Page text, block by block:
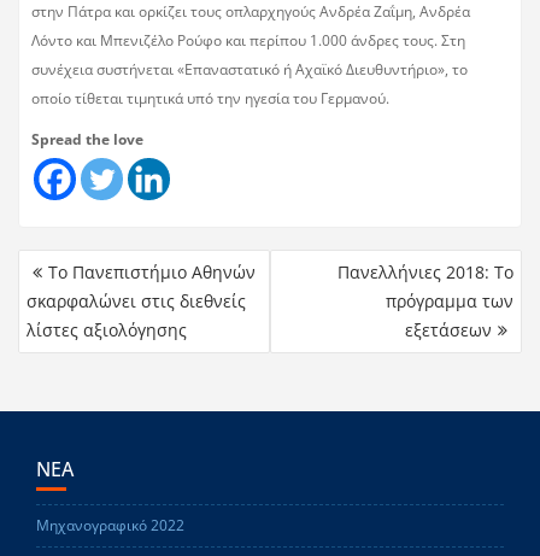
στην Πάτρα και ορκίζει τους οπλαρχηγούς Ανδρέα Ζαΐμη, Ανδρέα
Λόντο και Μπενιζέλο Ρούφο και περίπου 1.000 άνδρες τους. Στη
συνέχεια συστήνεται «Επαναστατικό ή Αχαϊκό Διευθυντήριο», το
οποίο τίθεται τιμητικά υπό την ηγεσία του Γερμανού.
Spread the love
Το Πανεπιστήμιο Αθηνών
σκαρφαλώνει στις διεθνείς
λίστες αξιολόγησης
Πανελλήνιες 2018: To
πρόγραμμα των
εξετάσεων
ΝΕΑ
Μηχανογραφικό 2022